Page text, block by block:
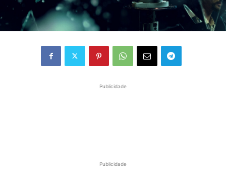
Publicidade
Publicidade